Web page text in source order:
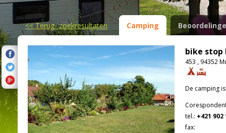
<<Terug- zoekresultaten Camping
bike stop
453 , 94352
De camping
tel.: +421 902
fax: